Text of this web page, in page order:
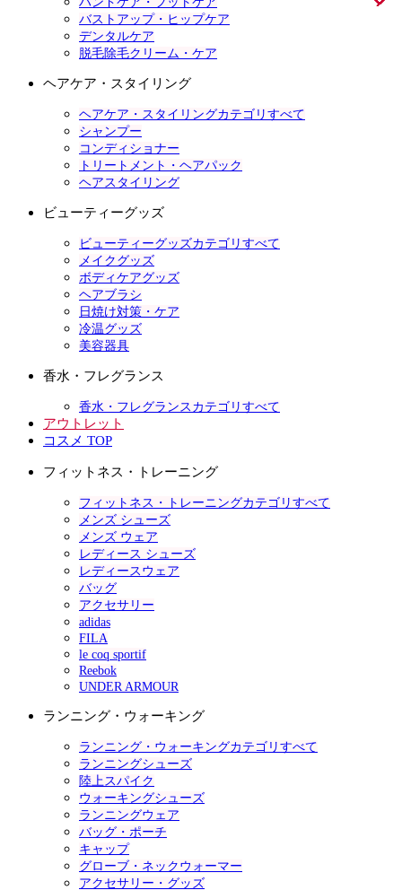
バストアップ・ヒップケア
デンタルケア
脱毛除毛クリーム・ケア
ヘアケア・スタイリング
ヘアケア・スタイリングカテゴリすべて
シャンプー
コンディショナー
トリートメント・ヘアパック
ヘアスタイリング
ビューティーグッズ
ビューティーグッズカテゴリすべて
メイクグッズ
ボディケアグッズ
ヘアブラシ
日焼け対策・ケア
冷温グッズ
美容器具
香水・フレグランス
香水・フレグランスカテゴリすべて
アウトレット
コスメ TOP
フィットネス・トレーニング
フィットネス・トレーニングカテゴリすべて
メンズ シューズ
メンズ ウェア
レディース シューズ
レディースウェア
バッグ
アクセサリー
adidas
FILA
le coq sportif
Reebok
UNDER ARMOUR
ランニング・ウォーキング
ランニング・ウォーキングカテゴリすべて
ランニングシューズ
陸上スパイク
ウォーキングシューズ
ランニングウェア
バッグ・ポーチ
キャップ
グローブ・ネックウォーマー
アクセサリー・グッズ